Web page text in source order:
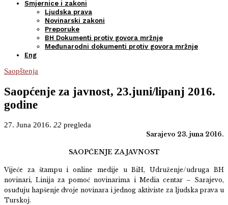
Smjernice i zakoni
Ljudska prava
Novinarski zakoni
Preporuke
BH Dokumenti protiv govora mržnje
Međunarodni dokumenti protiv govora mržnje
Eng
Saopštenja
Saopćenje za javnost, 23.juni/lipanj 2016.
godine
27. Juna 2016. 22 pregleda
Sarajevo 23. juna 2016.
SAOPĆENJE ZA JAVNOST
Vijeće za štampu i online medije u BiH, Udruženje/udruga BH
novinari, Linija za pomoć novinarima i Media centar – Sarajevo,
osuđuju hapšenje dvoje novinara i jednog aktiviste za ljudska prava u
Turskoj.